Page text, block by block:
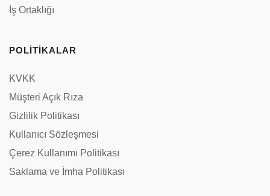
İş Ortaklığı
POLİTİKALAR
KVKK
Müşteri Açık Rıza
Gizlilik Politikası
Kullanıcı Sözleşmesi
Çerez Kullanımı Politikası
Saklama ve İmha Politikası